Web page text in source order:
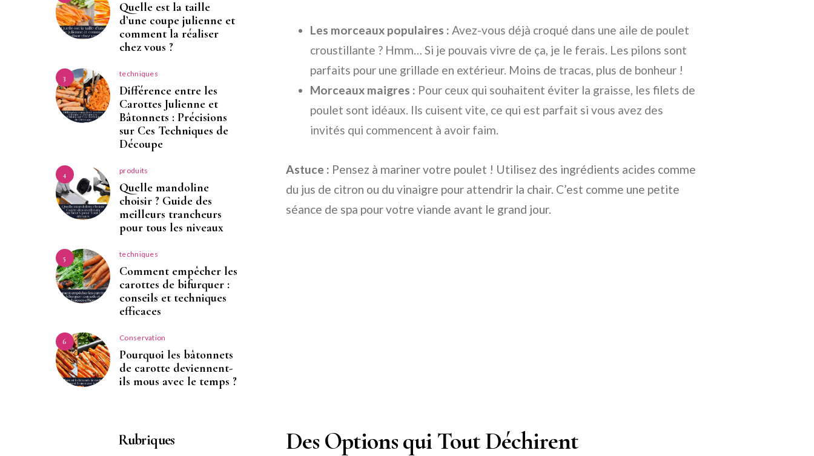
Les morceaux populaires : Avez-vous déjà croqué dans une aile de poulet
croustillante ? Hmm… Si je pouvais vivre de ça, je le ferais. Les pilons sont
parfaits pour une grillade en extérieur. Moins de tracas, plus de bonheur !
Morceaux maigres : Pour ceux qui souhaitent éviter la graisse, les filets de
poulet sont idéaux. Ils cuisent vite, ce qui est parfait si vous avez des
invités qui commencent à avoir faim.
Astuce : Pensez à mariner votre poulet ! Utilisez des ingrédients acides comme
du jus de citron ou du vinaigre pour attendrir la chair. C’est comme une petite
séance de spa pour votre viande avant le grand jour.
Des Options qui Tout Déchirent
Quelle est la taille
d’une coupe julienne et
comment la réaliser
chez vous ?
3 techniques
Différence entre les
Carottes Julienne et
Bâtonnets : Précisions
sur Ces Techniques de
Découpe
4 produits
Quelle mandoline
choisir ? Guide des
meilleurs trancheurs
pour tous les niveaux
5 techniques
Comment empêcher les
carottes de bifurquer :
conseils et techniques
efficaces
6 Conservation
Pourquoi les bâtonnets
de carotte deviennent-
ils mous avec le temps ?
Rubriques